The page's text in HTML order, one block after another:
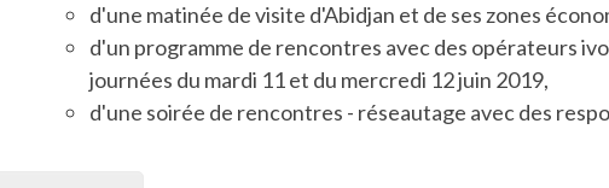
d'une matinée de visite d'Abidjan et de ses zones
d'un programme de rencontres avec des opérateurs
journées du mardi 11 et du mercredi 12 juin 2019,
d'une soirée de rencontres - réseautage avec des